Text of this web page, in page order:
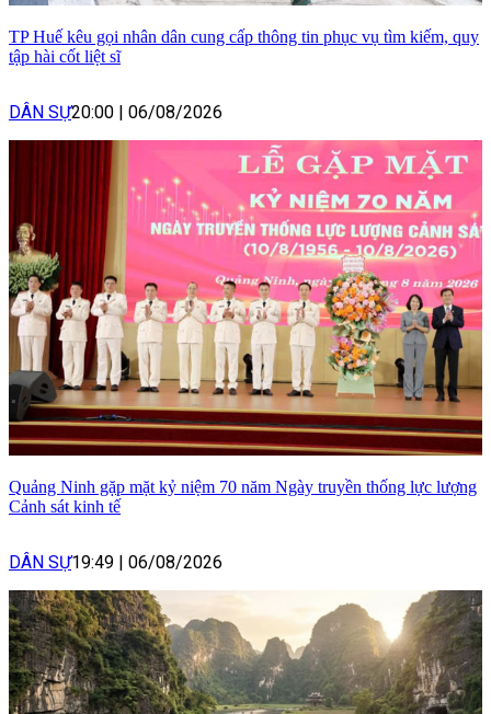
TP Huế kêu gọi nhân dân cung cấp thông tin phục vụ tìm kiếm, quy
tập hài cốt liệt sĩ
DÂN SỰ20:00 | 06/08/2026
Quảng Ninh gặp mặt kỷ niệm 70 năm Ngày truyền thống lực lượng
Cảnh sát kinh tế
DÂN SỰ19:49 | 06/08/2026